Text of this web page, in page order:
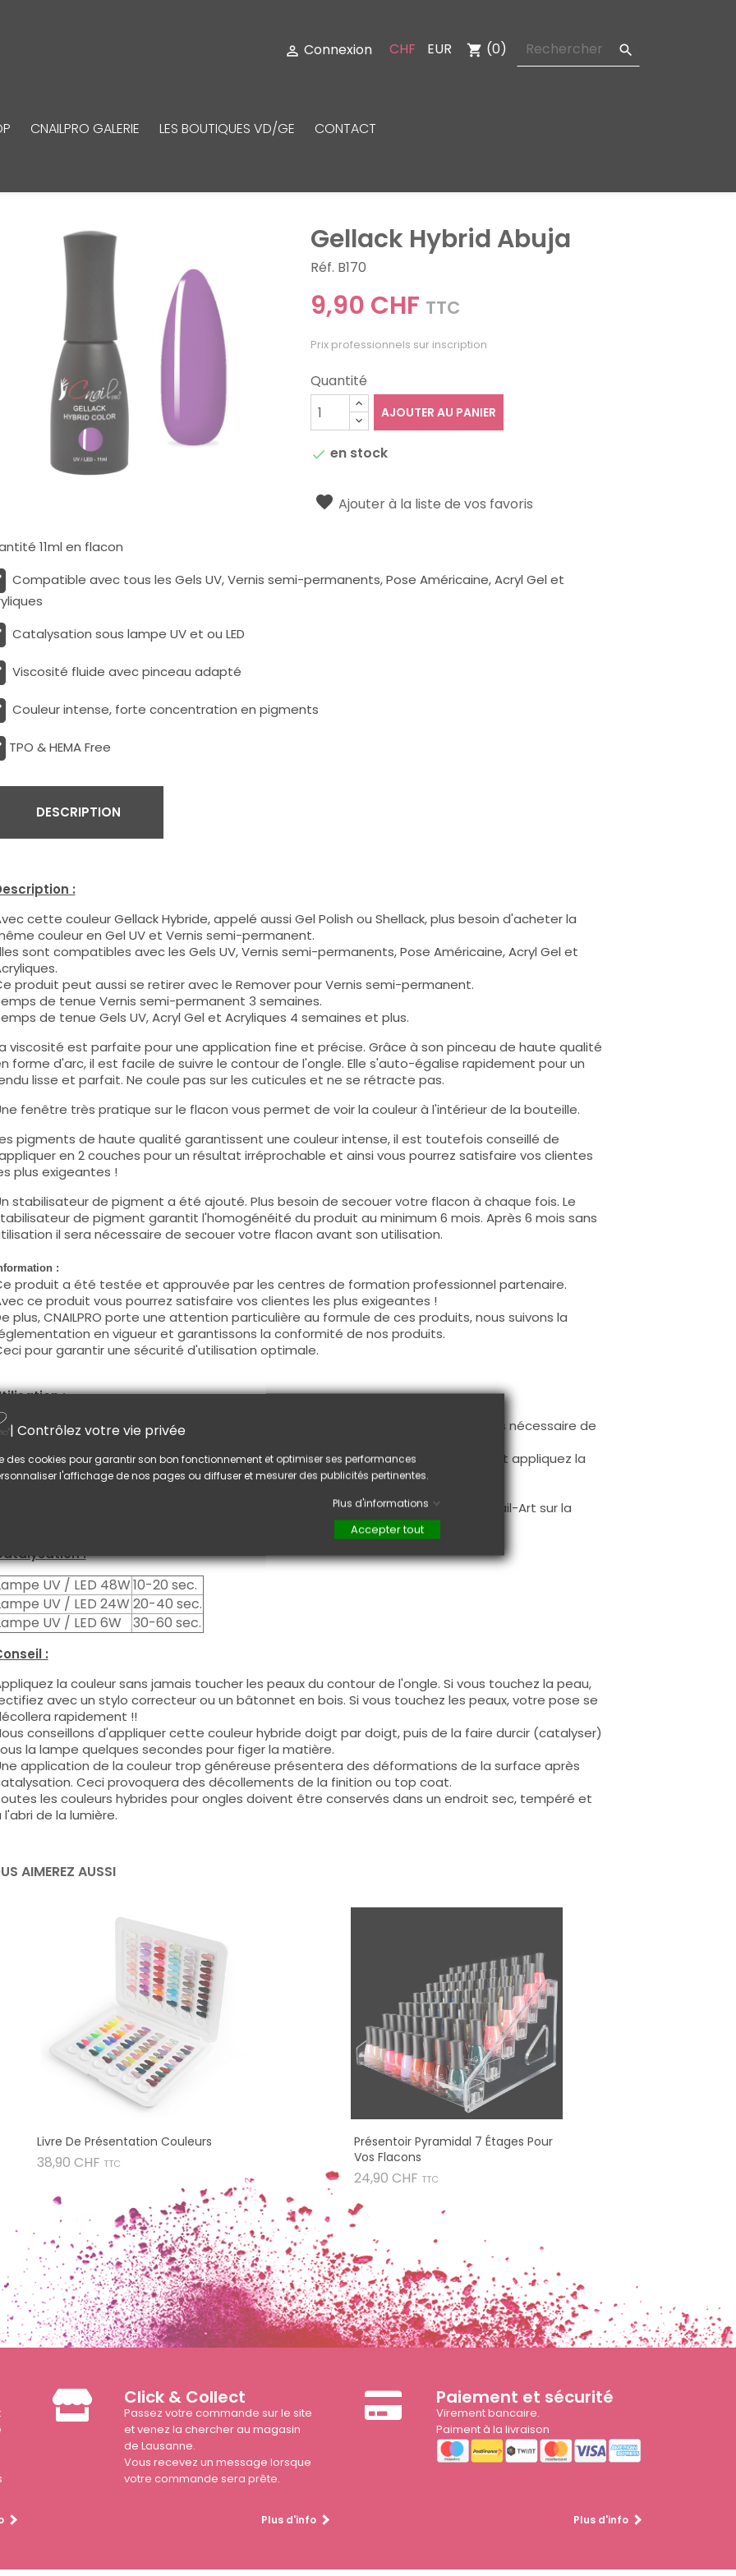
 Connexion CHF EUR shopping_cart (0) 
CNAILPRO GALERIE LES BOUTIQUES VD/GE CONTACT
Gellack Hybrid Abuja
Réf. B170
9,90 CHF TTC
Prix professionnels sur inscription
Quantité
AJOUTER AU PANIER
 en stock
Ajouter à la liste de vos favoris
11ml en flacon
Compatible avec tous les Gels UV, Vernis semi-permanents, Pose Américaine, Acryl Gel et
Catalysation sous lampe UV et ou LED
Viscosité fluide avec pinceau adapté
Couleur intense, forte concentration en pigments
TPO & HEMA Free
DESCRIPTION
:
cette couleur Gellack Hybride, appelé aussi Gel Polish ou Shellack, plus besoin d'acheter la
couleur en Gel UV et Vernis semi-permanent.
sont compatibles avec les Gels UV, Vernis semi-permanents, Pose Américaine, Acryl Gel et
produit peut aussi se retirer avec le Remover pour Vernis semi-permanent.
de tenue Vernis semi-permanent 3 semaines.
de tenue Gels UV, Acryl Gel et Acryliques 4 semaines et plus.
viscosité est parfaite pour une application fine et précise. Grâce à son pinceau de haute qualité
forme d'arc, il est facile de suivre le contour de l'ongle. Elle s'auto-égalise rapidement pour un
lisse et parfait. Ne coule pas sur les cuticules et ne se rétracte pas.
fenêtre très pratique sur le flacon vous permet de voir la couleur à l'intérieur de la bouteille.
pigments de haute qualité garantissent une couleur intense, il est toutefois conseillé de
en 2 couches pour un résultat irréprochable et ainsi vous pourrez satisfaire vos clientes
plus exigeantes !
stabilisateur de pigment a été ajouté. Plus besoin de secouer votre flacon à chaque fois. Le
de pigment garantit l'homogénéité du produit au minimum 6 mois. Après 6 mois sans
il sera nécessaire de secouer votre flacon avant son utilisation.
:
produit a été testée et approuvée par les centres de formation professionnel partenaire.
ce produit vous pourrez satisfaire vos clientes les plus exigeantes !
plus, CNAILPRO porte une attention particulière au formule de ces produits, nous suivons la
en vigueur et garantissons la conformité de nos produits.
pour garantir une sécurité d'utilisation optimale.
:
couleur s'applique avec son pinceau, de manière fine, sur la base (il n'est pas nécessaire de
la couche de cohésion) ou sur la construction après limage.
produit s'applique en deux couches, fermez le bord libre à la première couche et appliquez la
couche pour garantir un résultat optimal.
pouvez dégraisser la couche de cohésion si vous désirez faire une création Nail-Art sur la
:
UV / LED 48W10-20 sec.
UV / LED 24W 20-40 sec.
UV / LED 6W
30-60 sec.
:
la couleur sans jamais toucher les peaux du contour de l'ongle. Si vous touchez la peau,
avec un stylo correcteur ou un bâtonnet en bois. Si vous touchez les peaux, votre pose se
rapidement !!
conseillons d'appliquer cette couleur hybride doigt par doigt, puis de la faire durcir (catalyser)
la lampe quelques secondes pour figer la matière.
application de la couleur trop généreuse présentera des déformations de la surface après
Ceci provoquera des décollements de la finition ou top coat.
les couleurs hybrides pour ongles doivent être conservés dans un endroit sec, tempéré et
l'abri de la lumière.
AIMEREZ AUSSI
Livre De Présentation Couleurs
38,90 CHF Prix
TTC
Présentoir Pyramidal 7 Étages Pour
Vos Flacons
24,90 CHF Prix
TTC
Click & Collect
Passez votre commande sur le site
et venez la chercher au magasin
de Lausanne.
Vous recevez un message lorsque
votre commande sera prête.
Plus d'info
Paiement et sécurité
Virement bancaire.
Paiment à la livraison
Plus d'info
| Contrôlez votre vie privée
des cookies pour garantir son bon fonctionnement et optimiser ses performances
l'affichage de nos pages ou diffuser et mesurer des publicités pertinentes.
Plus d'informations
Accepter tout